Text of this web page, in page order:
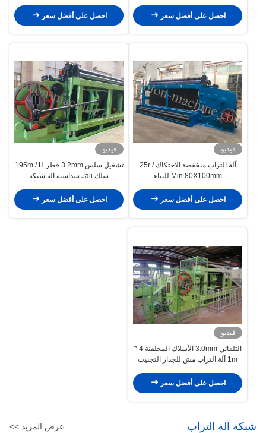
احصل على أفضل سعر احصل على أفضل سعر
فيديو
آلة التراب منخفضة الاحتكاك 25r /
Min 80X100mm للبناء
احصل على أفضل سعر
فيديو
تشغيل سلس 3.2mm قطر 195m / H
سلك Jali سداسية آلة شبكة
احصل على أفضل سعر
فيديو
التلقائي 3.0mm الأسلاك المجلفنة 4 *
1m آلة التراب مش للجدار التجنيب
احصل على أفضل سعر
شبكة آلة التراب عرض المزيد >>